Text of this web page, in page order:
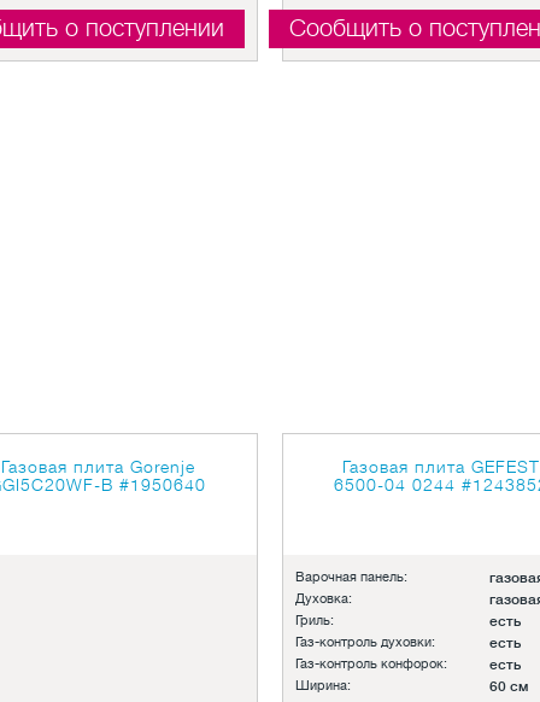
о поступлении Сообщить о
Газовая плита Gorenje
B#1950640
Газовая плита GEFEST
6500-04 0244
Варочная панель:
Духовка:
Гриль: есть
Газ-контроль духовки: есть
Газ-контроль конфорок: есть
Ширина: 60 см